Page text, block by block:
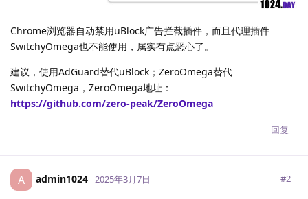
Chrome浏览器自动禁用uBlock广告拦截插件，而且代理插件
SwitchyOmega也不能使用，属实有点恶心了。
建议，使用AdGuard替代uBlock；ZeroOmega替代
SwitchyOmega，ZeroOmega地址：
https://github.com/zero-peak/ZeroOmega
回复
A admin1024 2025年3月7日 #2